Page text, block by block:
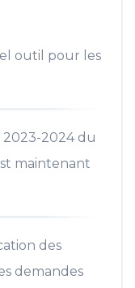
outil pour les
2024 du
maintenant
des
demandes